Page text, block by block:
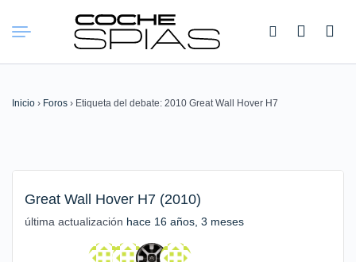
Buscar:
Inicio › Foros › Etiqueta del debate: 2010 Great Wall Hover H7
Great Wall Hover H7 (2010)
última actualización hace 16 años, 3 meses